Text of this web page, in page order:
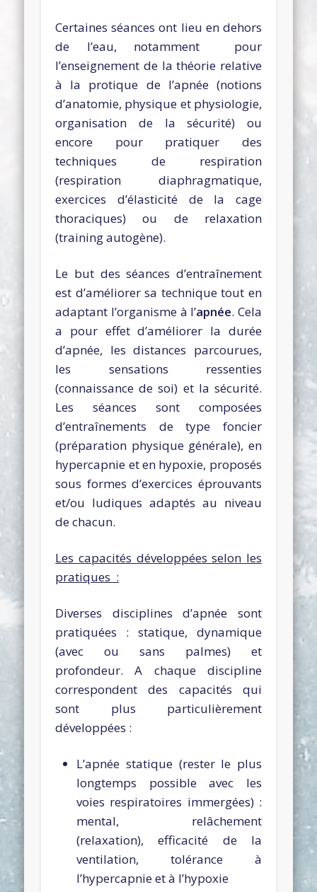
Certaines séances ont lieu en dehors
de l’eau, notamment pour
l’enseignement de la théorie relative
à la protique de l’apnée (notions
d’anatomie, physique et physiologie,
organisation de la sécurité) ou
encore pour pratiquer des
techniques de respiration
(respiration diaphragmatique,
exercices d’élasticité de la cage
thoraciques) ou de relaxation
(training autogène).
Le but des séances d’entraînement
est d’améliorer sa technique tout en
adaptant l’organisme à l’apnée. Cela
a pour effet d’améliorer la durée
d’apnée, les distances parcourues,
les sensations ressenties
(connaissance de soi) et la sécurité.
Les séances sont composées
d’entraînements de type foncier
(préparation physique générale), en
hypercapnie et en hypoxie, proposés
sous formes d’exercices éprouvants
et/ou ludiques adaptés au niveau
de chacun.
Les capacités développées selon les
pratiques :
Diverses disciplines d’apnée sont
pratiquées : statique, dynamique
(avec ou sans palmes) et
profondeur. A chaque discipline
correspondent des capacités qui
sont plus particulièrement
développées :
L’apnée statique (rester le plus
longtemps possible avec les
voies respiratoires immergées) :
mental, relâchement
(relaxation), efficacité de la
ventilation, tolérance à
l’hypercapnie et à l’hypoxie